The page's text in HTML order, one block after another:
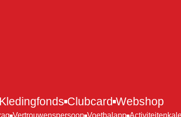
Kledingfonds Clubcard Webshop